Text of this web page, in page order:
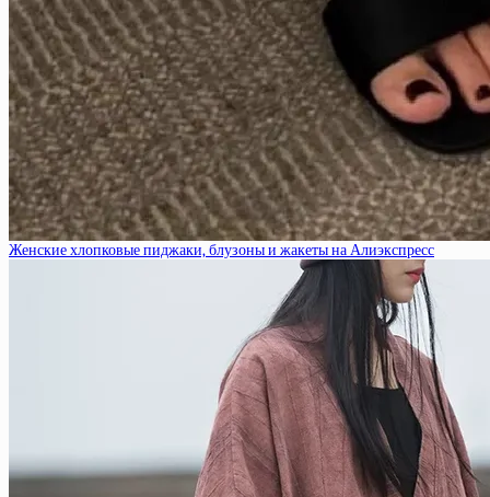
Женские хлопковые пиджаки, блузоны и жакеты на Алиэкспресс